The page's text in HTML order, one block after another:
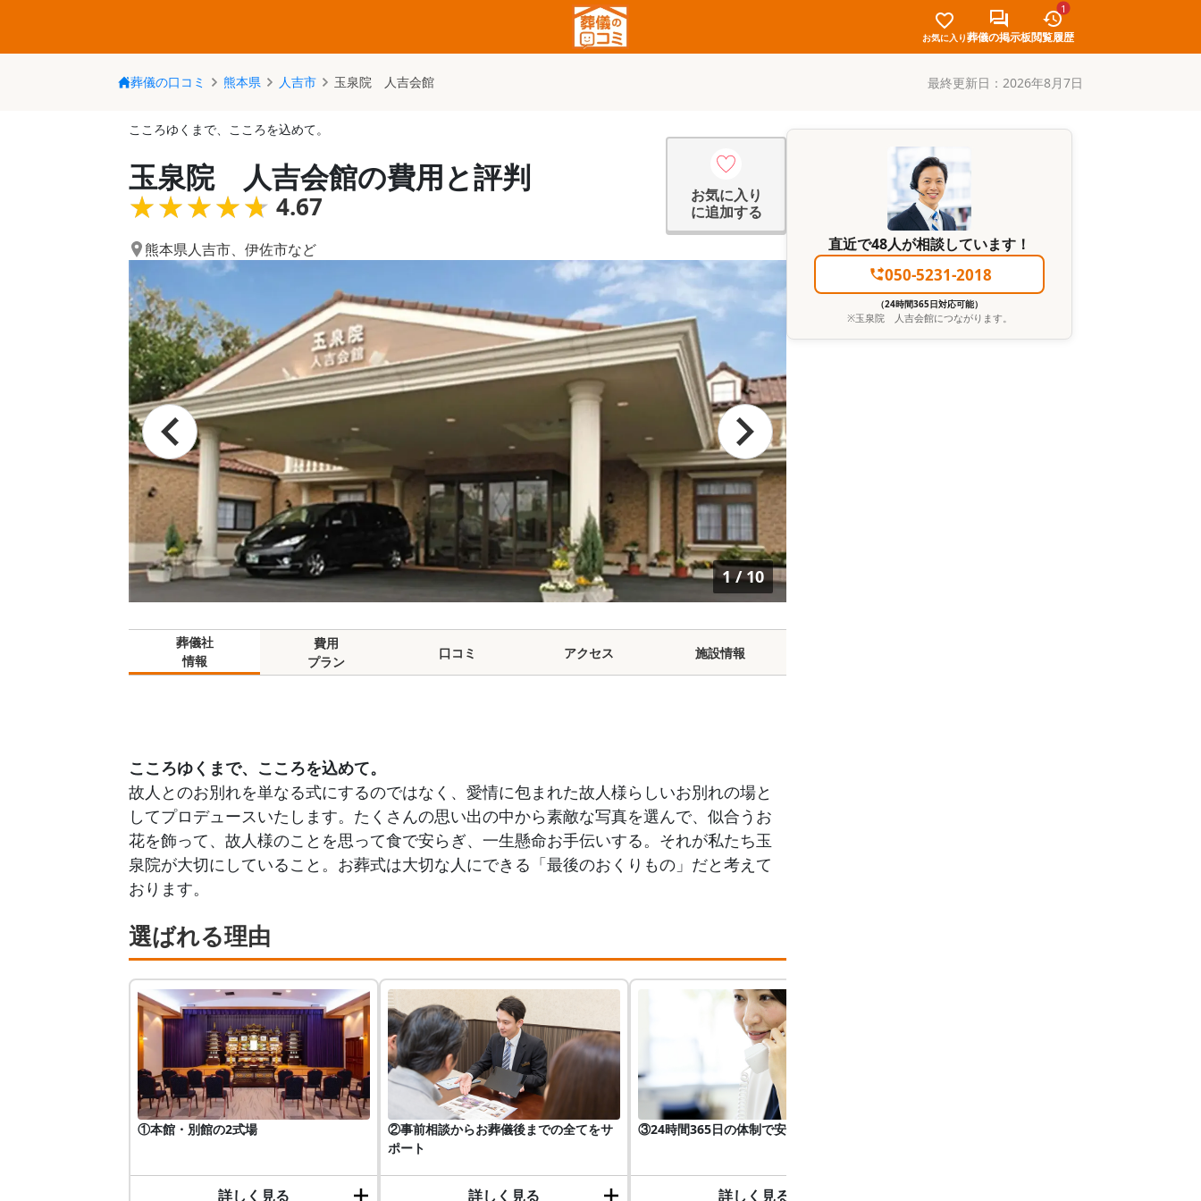
お気に入り葬儀の掲示板
1
閲覧履歴
葬儀の口コミ 熊本県 人吉市 玉泉院 人吉会館 最終更新日： 2026年8月7日
こころゆくまで、こころを込めて。
玉泉院 人吉会館の費用と評判
★★★★★
★★★★★ 4.67
お気に入り
に追加する
熊本県人吉市、 伊佐市など
1/10
葬儀社
情報
費用
プラン
口コミ アクセス 施設情報
こころゆくまで、こころを込めて。
故人とのお別れを単なる式にするのではなく、愛情に包まれた故人様らしいお別れの場と
してプロデュースいたします。たくさんの思い出の中から素敵な写真を選んで、似合うお
花を飾って、故人様のことを思って食で安らぎ、一生懸命お手伝いする。それが私たち玉
泉院が大切にしていること。お葬式は大切な人にできる「最後のおくりもの」だと考えて
おります。
選ばれる理由
①本館・別館の2式場
詳しく見る
②事前相談からお葬儀後までの全てをサ
ポート
詳しく見る
③24時間365日の体制で安心
詳しく見る
直近で48人が相談しています！
050-5231-2018
（24時間365日対応可能）
※玉泉院 人吉会館につながります。